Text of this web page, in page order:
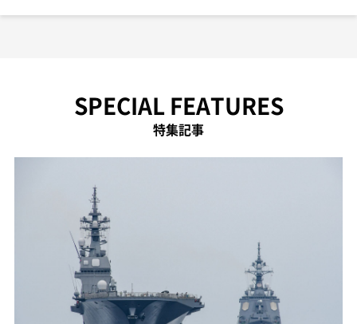
SPECIAL FEATURES
特集記事